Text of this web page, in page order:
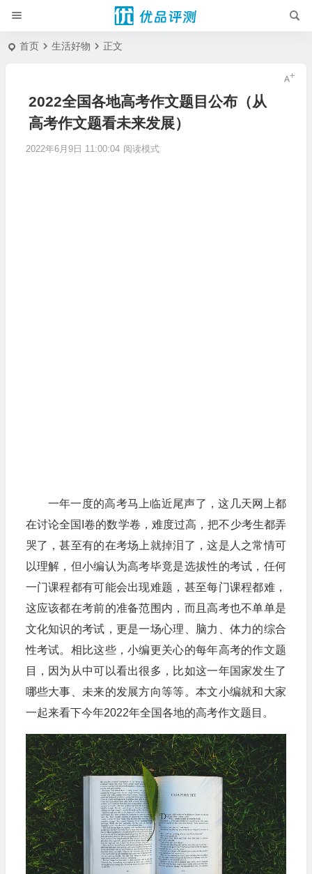
首页 生活好物 正文
2022全国各地高考作文题目公布（从
高考作文题看未来发展）
2022年6月9日 11:00:04 阅读模式
一年一度的高考马上临近尾声了，这几天网上都
在讨论全国I卷的数学卷，难度过高，把不少考生都弄
哭了，甚至有的在考场上就掉泪了，这是人之常情可
以理解，但小编认为高考毕竟是选拔性的考试，任何
一门课程都有可能会出现难题，甚至每门课程都难，
这应该都在考前的准备范围内，而且高考也不单单是
文化知识的考试，更是一场心理、脑力、体力的综合
性考试。相比这些，小编更关心的每年高考的作文题
目，因为从中可以看出很多，比如这一年国家发生了
哪些大事、未来的发展方向等等。本文小编就和大家
一起来看下今年2022年全国各地的高考作文题目。